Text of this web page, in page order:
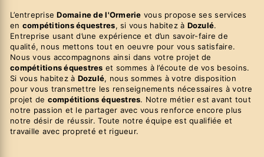
L’entrepriseDomaine de l'Ormerie vous propose ses services
en compétitions équestres, si vous habitez à Dozulé.
Entreprise usant d’une expérience et d’un savoir-faire de
qualité, nous mettons tout en oeuvre pour vous satisfaire.
Nous vous accompagnons ainsi dans votre projet de
compétitions équestres et sommes à l’écoute de vos besoins.
Si vous habitez à Dozulé, nous sommes à votre disposition
pour vous transmettre les renseignements nécessaires à votre
projet de compétitions équestres. Notre métier est avant tout
notre passion et le partager avec vous renforce encore plus
notre désir de réussir. Toute notre équipe est qualifiée et
travaille avec propreté et rigueur.